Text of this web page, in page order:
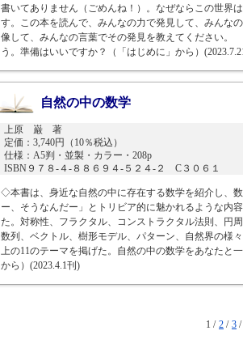
書いてありません（ごめんね！）。なぜならこの世界
す。この本を読んで、みんなの力で発見して、みんな
像して、みんなの言葉でその発見を教えてください。
う。準備はいいですか？（「はじめに」から）
自然の中の数学
上原 巌 著
定価：3,740円（10％税込）
仕様：A5判・並製・カラー・208p
ISBN９７８-４-８８６９４-５２４-２ C３０６１
◇本書は、身近な自然の中に存在する数学を紹介し、
ー、そうなんだー」とトリビア的に魅かれるような内
た。対称性、フラクタル、コンストラクタル法則、円
数列、ベクトル、樹形モデル、パターン、自然界の様
上の11のテーマを掲げた。自然の中の数学をあなたと
から）(2023.4.1刊)
1 / 2 / 3 /